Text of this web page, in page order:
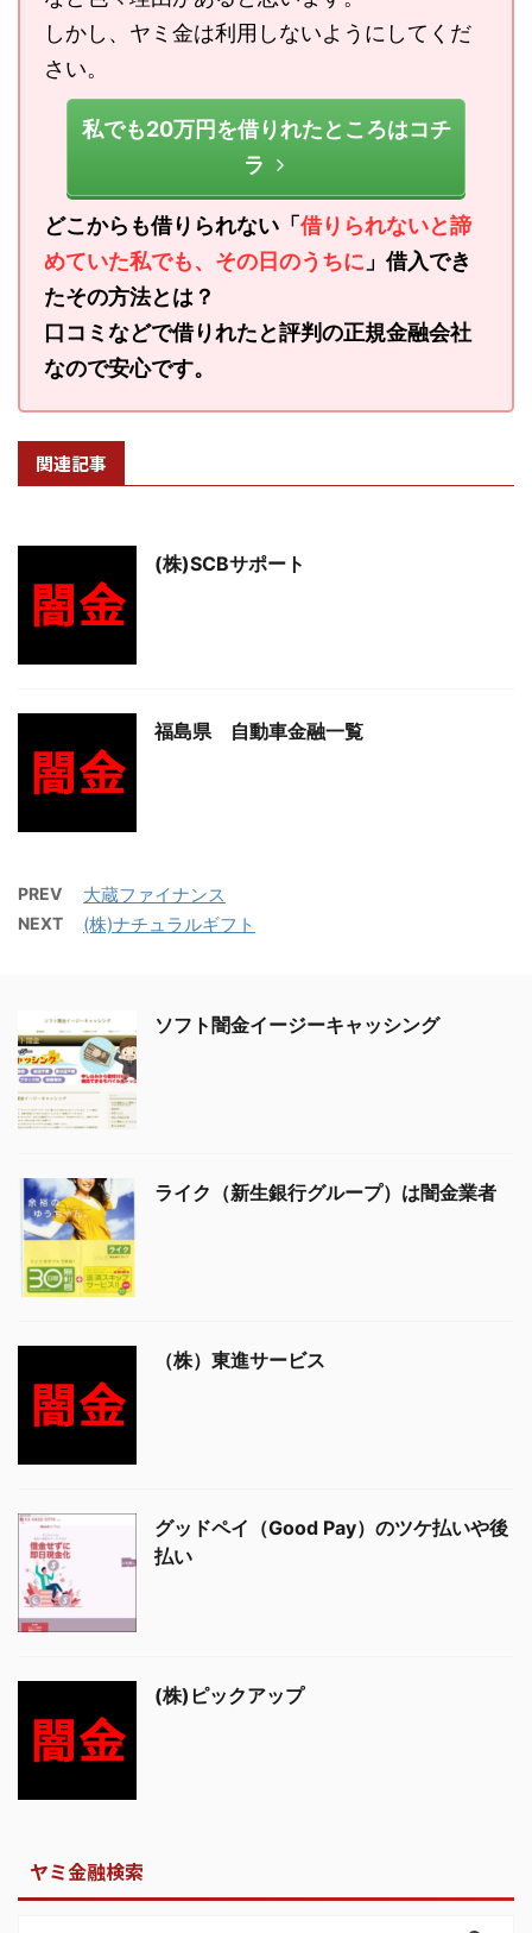
しかし、ヤミ金は利用しないようにしてくだ
さい。
私でも20万円を借りれたところはコチ
ラ
どこからも借りられない「借りられないと諦
めていた私でも、その日のうちに 」借入でき
たその方法とは？
口コミなどで借りれたと評判の正規金融会社
なので安心です。
関連記事
(株)SCBサポート
福島県 自動車金融一覧
PREV 大蔵ファイナンス
NEXT (株)ナチュラルギフト
ソフト闇金イージーキャッシング
ライク（新生銀行グループ）は闇金業者
（株）東進サービス
グッドペイ（Good Pay）のツケ払いや後
払い
(株)ピックアップ
ヤミ金融検索